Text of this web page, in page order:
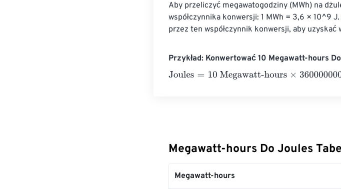
Aby przeliczyć megawatogodziny (MWh) na
współczynnika konwersji: 1 MWh = 3,6 × 10^9
przez ten współczynnik konwersji, aby uzyskać
Przykład: Konwertować 10 Megawatt-hours
Joules= 10 Megawatt-hours×3600000000=
Megawatt-hours Do Joules
Megawatt-hours